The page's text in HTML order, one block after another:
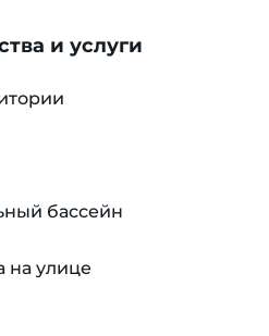
и услуги
бассейн
на улице